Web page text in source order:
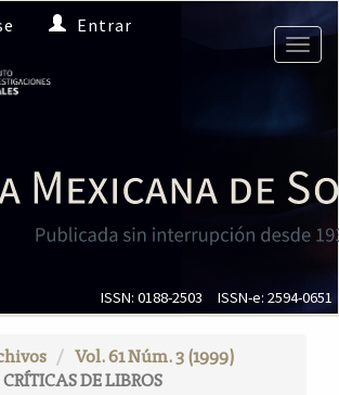
Entrar
ISSN: 0188-2503 ISSN-e: 2594-0651
Vol. 61 Núm. 3 (1999)
DE LIBROS